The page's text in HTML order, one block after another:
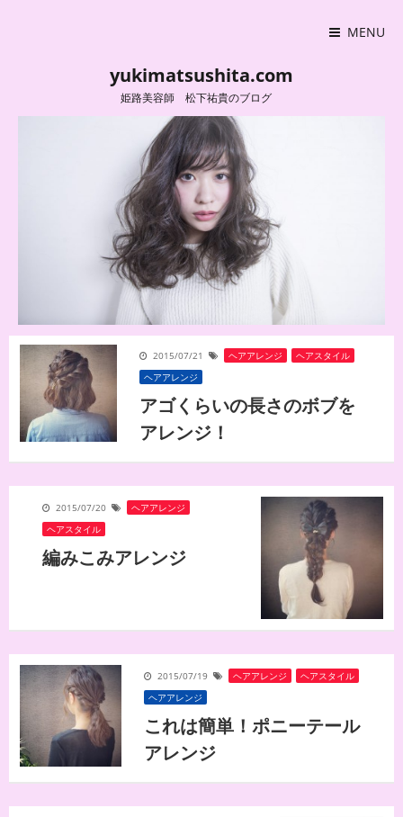
MENU
yukimatsushita.com
姫路美容師 松下祐貴のブログ
アゴくらいの長さのボブを
アレンジ！
2015/07/21 ヘアアレンジ
ヘアスタイル
ヘアアレンジ
編みこみアレンジ
2015/07/20 ヘアアレンジ
ヘアスタイル
これは簡単！ポニーテール
アレンジ
2015/07/19 ヘアアレンジ
ヘアスタイル
ヘアアレンジ